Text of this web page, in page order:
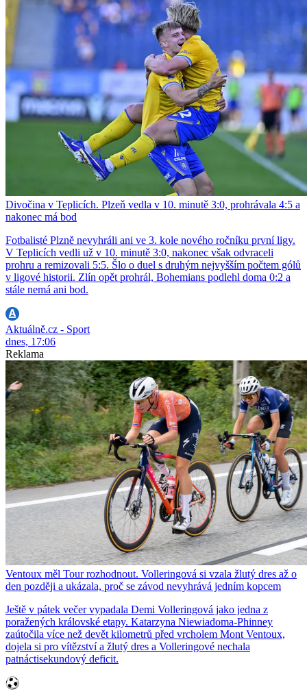
Divočina v Teplicích. Plzeň vedla v 10. minutě 3:0, prohrávala 4:5 a
nakonec má bod
Fotbalisté Plzně nevyhráli ani ve 3. kole nového ročníku první ligy.
V Teplicích vedli už v 10. minutě 3:0, nakonec však odvraceli
prohru a remizovali 5:5. Šlo o duel s druhým nejvyšším počtem gólů
v ligové historii. Zlín opět prohrál, Bohemians podlehl doma 0:2 a
stále nemá ani bod.
Aktuálně.cz - Sport
dnes, 17:06
Reklama
Ventoux měl Tour rozhodnout. Volleringová si vzala žlutý dres až o
den později a ukázala, proč se závod nevyhrává jedním kopcem
Ještě v pátek večer vypadala Demi Volleringová jako jedna z
poražených královské etapy. Katarzyna Niewiadoma-Phinney
zaútočila více než devět kilometrů před vrcholem Mont Ventoux,
dojela si pro vítězství a žlutý dres a Volleringové nechala
patnáctisekundový deficit.